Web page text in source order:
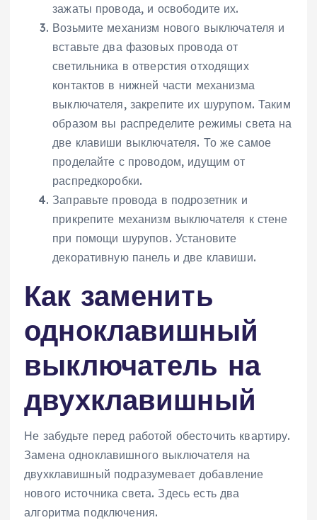
зажаты провода, и освободите их.
Возьмите механизм нового выключателя и
вставьте два фазовых провода от
светильника в отверстия отходящих
контактов в нижней части механизма
выключателя, закрепите их шурупом. Таким
образом вы распределите режимы света на
две клавиши выключателя. То же самое
проделайте с проводом, идущим от
распредкоробки.
Заправьте провода в подрозетник и
прикрепите механизм выключателя к стене
при помощи шурупов. Установите
декоративную панель и две клавиши.
Как заменить
одноклавишный
выключатель на
двухклавишный
Не забудьте перед работой обесточить квартиру.
Замена одноклавишного выключателя на
двухклавишный подразумевает добавление
нового источника света. Здесь есть два
алгоритма подключения.